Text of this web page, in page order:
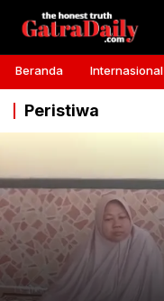
Gatra Daily
the honest truth
Beranda Internasional
Peristiwa